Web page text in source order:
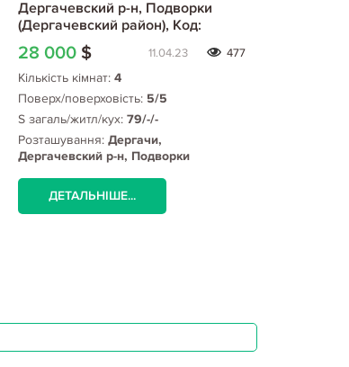
Дергачевский р-н, Подворки
(Дергачевский район), Код:
799083/1
28 000 $ 11.04.23 477
Кількість кімнат: 4
Поверх/поверховість: 5/5
S загаль/житл/кух: 79/-/-
Розташування: Дергачи,
Дергачевский р-н, Подворки
ДЕТАЛЬНІШЕ...